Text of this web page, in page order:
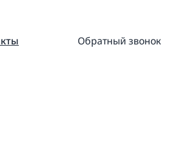
Обратный звонок